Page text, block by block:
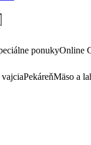
ponukyOnline
PekáreňMäso a